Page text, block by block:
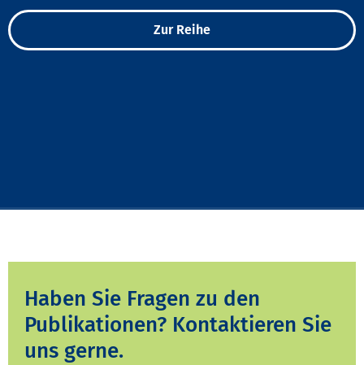
Zur Reihe
Haben Sie Fragen zu den
Publikationen? Kontaktieren Sie
uns gerne.